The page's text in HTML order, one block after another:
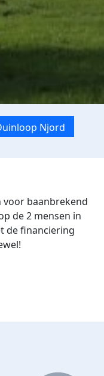
Njord
voor baanbrekend
de 2 mensen in
de financiering